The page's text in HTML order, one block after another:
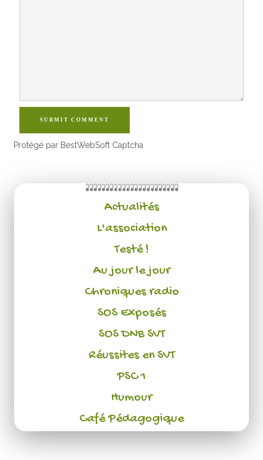
SUBMIT COMMENT
Protégé par BestWebSoft Captcha
Actualités
L'association
Testé !
Au jour le jour
Chroniques radio
SOS Exposés
SOS DNB SVT
Réussites en SVT
PSC 1
Humour
Café Pédagogique